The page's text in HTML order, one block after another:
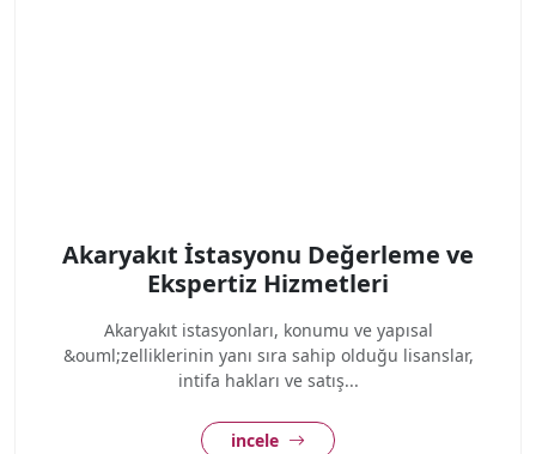
Akaryakıt İstasyonu Değerleme ve
Ekspertiz Hizmetleri
Akaryakıt istasyonları, konumu ve yapısal
&ouml;zelliklerinin yanı sıra sahip olduğu lisanslar,
intifa hakları ve satış...
incele